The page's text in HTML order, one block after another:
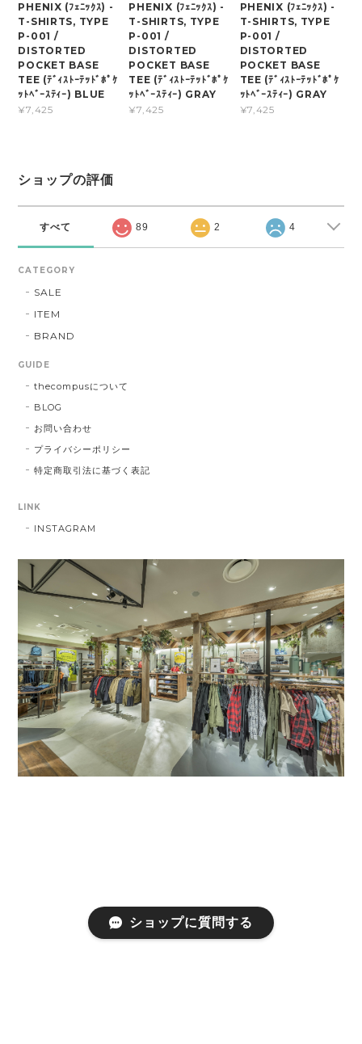
PHENIX (ﾌｪﾆｯｸｽ) -
T-SHIRTS, TYPE
P-001 /
DISTORTED
POCKET BASE
TEE (ﾃﾞｨｽﾄｰﾃｯﾄﾞﾎﾟｹ
ｯﾄﾍﾞｰｽﾃｨｰ) BLUE
¥7,425
PHENIX (ﾌｪﾆｯｸｽ) -
T-SHIRTS, TYPE
P-001 /
DISTORTED
POCKET BASE
TEE (ﾃﾞｨｽﾄｰﾃｯﾄﾞﾎﾟｹ
ｯﾄﾍﾞｰｽﾃｨｰ) GRAY
¥7,425
PHENIX (ﾌｪﾆｯｸｽ) -
T-SHIRTS, TYPE
P-001 /
DISTORTED
POCKET BASE
TEE (ﾃﾞｨｽﾄｰﾃｯﾄﾞﾎﾟｹ
ｯﾄﾍﾞｰｽﾃｨｰ) GRAY
¥7,425
ショップの評価
すべて 89 2 4
CATEGORY
SALE
ITEM
BRAND
GUIDE
thecompusについて
BLOG
お問い合わせ
プライバシーポリシー
特定商取引法に基づく表記
LINK
INSTAGRAM
ショップに質問する